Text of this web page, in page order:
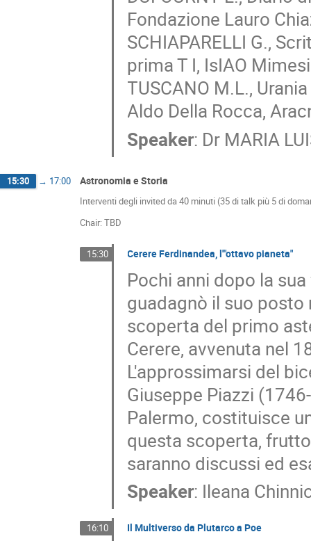
Fondazione Lauro
SCHIAPARELLI G.,
prima T I, IsIAO
TUSCANO M.L.,
Aldo Della Rocca,
Speaker: Dr MARIA
15:30 → 17:00 Astronomia e Storia
Interventi degli invited da 40 minuti (35 di talk più 5 di
Chair: TBD
15:30 Cerere Ferdinandea, l'"ottavo pianeta"
Pochi anni dopo la
guadagnò il suo
scoperta del primo
Cerere, avvenuta nel
L'approssimarsi del
Giuseppe Piazzi
Palermo, costituisce
questa scoperta,
saranno discussi ed
Speaker: Ileana
16:10 Il Multiverso da Plutarco a Poe